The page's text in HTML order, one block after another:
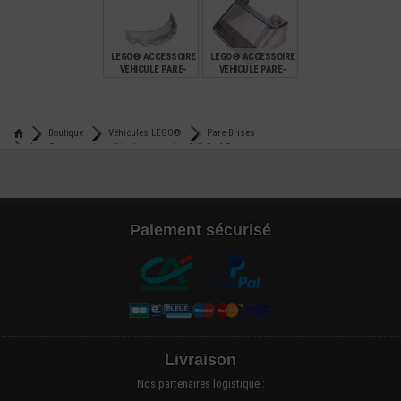
€ 0,74
LEGO® ACCESSOIRE
VÉHICULE PARE-
LEGO® ACCESSOIRE
VÉHICULE PARE-
Boutique
Véhicules LEGO®
Pare-Brises
Lego® accessoire véhicule pare-brise 6x3x2 - 4.8cm
Paiement sécurisé
Livraison
Nos partenaires logistique :